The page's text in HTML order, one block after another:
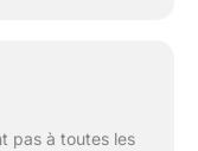
pas à toutes les